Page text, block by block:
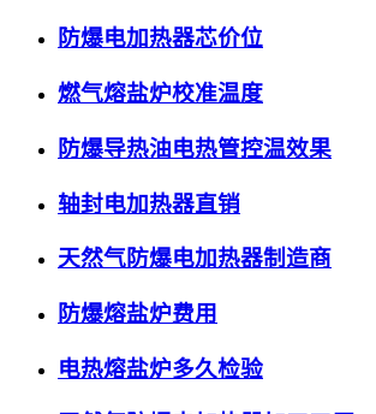
防爆电加热器芯价位
燃气熔盐炉校准温度
防爆导热油电热管控温效果
轴封电加热器直销
天然气防爆电加热器制造商
防爆熔盐炉费用
电热熔盐炉多久检验